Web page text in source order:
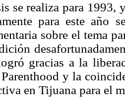
se realiza para 1993,
para este año
sobre el tema
gracias a la
y la
en Tijuana para el